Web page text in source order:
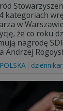
kategoriach
w
że co roku
nagrodę
Andrzej
POLSKA